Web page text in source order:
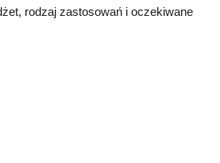
rodzaj zastosowań i oczekiwane